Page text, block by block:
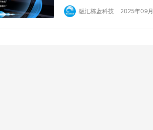
融汇栋蓝科技 2025年09